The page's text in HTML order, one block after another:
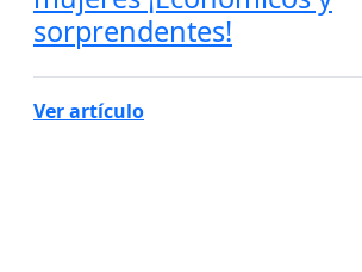
sorprendentes!
Ver artículo